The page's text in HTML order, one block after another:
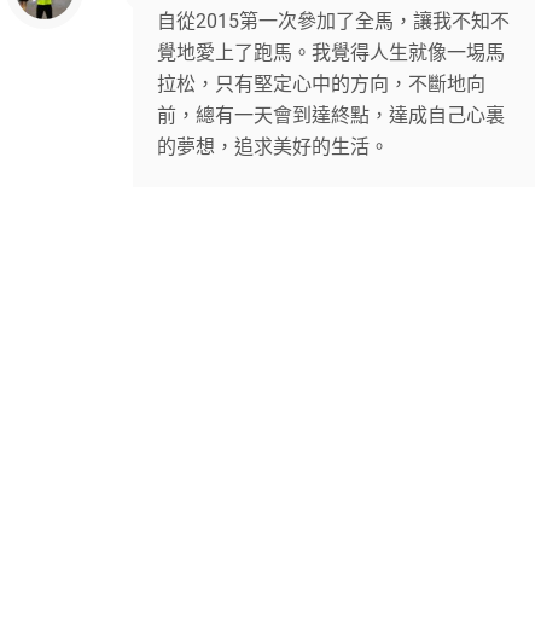
自從2015第一次參加了全馬，讓我不知不
覺地愛上了跑馬。我覺得人生就像一埸馬
拉松，只有堅定心中的方向，不斷地向
前，總有一天會到達終點，達成自己心裏
的夢想，追求美好的生活。